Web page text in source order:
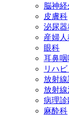
脳神
皮膚科
泌尿器
産婦
眼科
耳鼻
リハ
放射
放射
病理
麻酔科